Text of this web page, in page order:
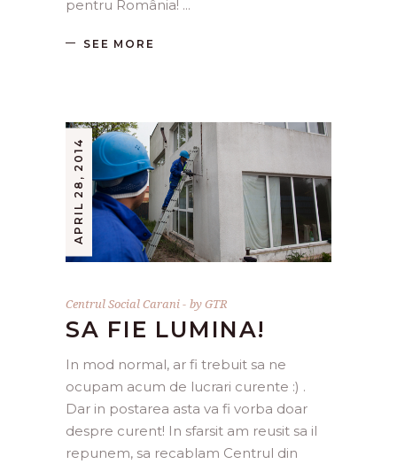
pentru România!
SEE MORE
APRIL 28, 2014
Centrul Social Carani byGTR
SA FIE LUMINA!
In mod normal, ar fi trebuit sa ne
ocupam acum de lucrari curente :) .
Dar in postarea asta va fi vorba doar
despre curent! In sfarsit am reusit sa il
repunem, sa recablam Centrul din